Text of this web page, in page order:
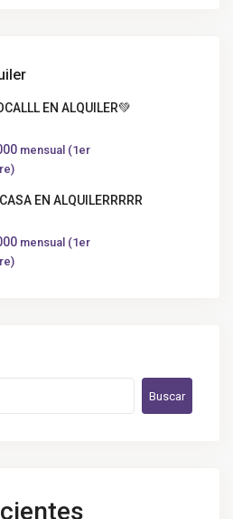
EN ALQUILER💚
mensual (1er
EN ALQUILERRRRR
mensual (1er
Buscar